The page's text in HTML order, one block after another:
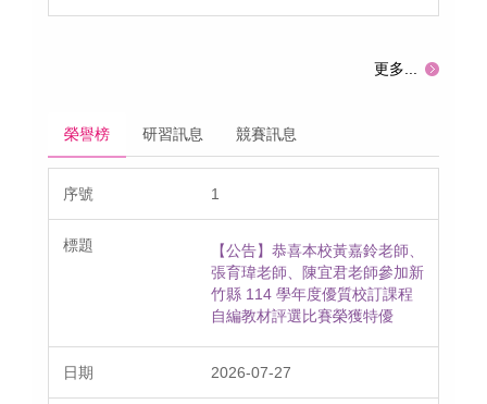
更多...
榮譽榜 研習訊息 競賽訊息
1
【公告】恭喜本校黃嘉鈴老師、
張育瑋老師、陳宜君老師參加新
竹縣 114 學年度優質校訂課程
自編教材評選比賽榮獲特優
2026-07-27